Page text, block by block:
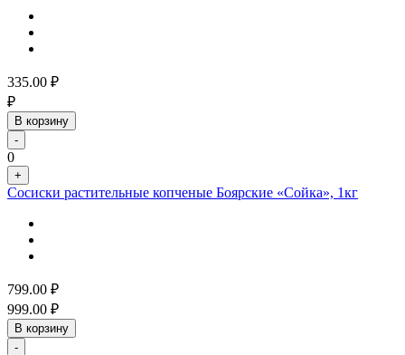
335.00 ₽
₽
В корзину
-
0
+
Сосиски растительные копченые Боярские «Сойка», 1кг
799.00 ₽
999.00 ₽
В корзину
-